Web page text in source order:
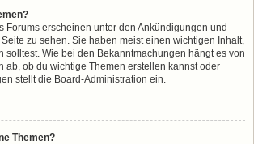
Forums erscheinen unter den Ankündigungen und
zu sehen. Sie haben meist einen wichtigen Inhalt,
solltest. Wie bei den Bekanntmachungen hängt es von
ab, ob du wichtige Themen erstellen kannst oder
stellt die Board-Administration ein.
Themen?